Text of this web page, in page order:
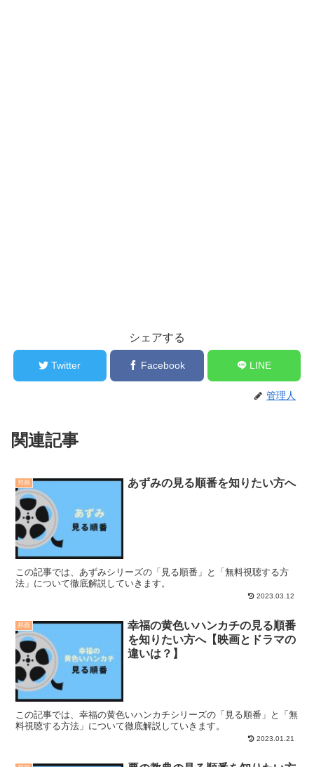
シェアする
Twitter Facebook LINE
管理人
関連記事
邦画 あずみの見る順番を知りたい方へ
この記事では、あずみシリーズの「見る順番」と「無料視聴する方
法」について徹底解説していきます。
2023.03.12
邦画
幸福の黄色いハンカチの見る順番
を知りたい方へ【映画とドラマの
違いは？】
この記事では、幸福の黄色いハンカチシリーズの「見る順番」と「無
料視聴する方法」について徹底解説していきます。
2023.01.21